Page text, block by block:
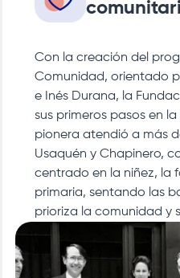
Con la creación del
Comunidad, orientado
e Inés Durana, la
sus primeros pasos en
pionera atendió a más
Usaquén y Chapinero,
centrado en la niñez, la
primaria, sentando las
prioriza la comunidad y